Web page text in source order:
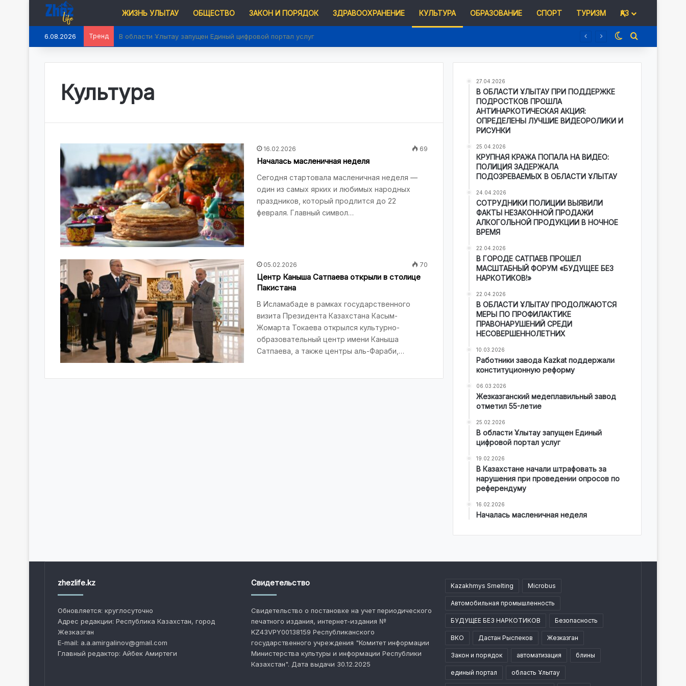
ЖИЗНЬ УЛЫТАУ ОБЩЕСТВО ЗАКОН И ПОРЯДОК ЗДРАВООХРАНЕНИЕ КУЛЬТУРА ОБРАЗОВАНИЕ СПОРТ ТУРИЗМ ҚАЗ
6.08.2026 Тренд В области Ұлытау запущен Единый цифровой портал услуг Switch skin
Іздеу
Культура
16.02.2026 69
Началась масленичная неделя
Сегодня стартовала масленичная неделя —
один из самых ярких и любимых народных
праздников, который продлится до 22
февраля. Главный символ…
05.02.2026 70
Центр Каныша Сатпаева открыли в столице
Пакистана
В Исламабаде в рамках государственного
визита Президента Казахстана Касым-
Жомарта Токаева открылся культурно-
образовательный центр имени Каныша
Сатпаева, а также центры аль-Фараби,…
27.04.2026
В ОБЛАСТИ ҰЛЫТАУ ПРИ ПОДДЕРЖКЕ
ПОДРОСТКОВ ПРОШЛА
АНТИНАРКОТИЧЕСКАЯ АКЦИЯ:
ОПРЕДЕЛЕНЫ ЛУЧШИЕ ВИДЕОРОЛИКИ И
РИСУНКИ
25.04.2026
КРУПНАЯ КРАЖА ПОПАЛА НА ВИДЕО:
ПОЛИЦИЯ ЗАДЕРЖАЛА
ПОДОЗРЕВАЕМЫХ В ОБЛАСТИ ҰЛЫТАУ
24.04.2026
СОТРУДНИКИ ПОЛИЦИИ ВЫЯВИЛИ
ФАКТЫ НЕЗАКОННОЙ ПРОДАЖИ
АЛКОГОЛЬНОЙ ПРОДУКЦИИ В НОЧНОЕ
ВРЕМЯ
22.04.2026
В ГОРОДЕ САТПАЕВ ПРОШЕЛ
МАСШТАБНЫЙ ФОРУМ «БУДУЩЕЕ БЕЗ
НАРКОТИКОВ!»
22.04.2026
В ОБЛАСТИ ҰЛЫТАУ ПРОДОЛЖАЮТСЯ
МЕРЫ ПО ПРОФИЛАКТИКЕ
ПРАВОНАРУШЕНИЙ СРЕДИ
НЕСОВЕРШЕННОЛЕТНИХ
10.03.2026
Работники завода Kazkat поддержали
конституционную реформу
06.03.2026
Жезказганский медеплавильный завод
отметил 55-летие
25.02.2026
В области Ұлытау запущен Единый
цифровой портал услуг
19.02.2026
В Казахстане начали штрафовать за
нарушения при проведении опросов по
референдуму
16.02.2026
Началась масленичная неделя
zhezlife.kz
Обновляется: круглосуточно
Адрес редакции: Республика Казахстан, город
Жезказган
E-mail: a.a.amirgalinov@gmail.com
Главный редактор: Айбек Амиртеги
Свидетельство
Свидетельство о постановке на учет периодического
печатного издания, интернет-издания №
KZ43VPY00138159 Республиканского
государственного учреждения "Комитет информации
Министерства культуры и информации Республики
Казахстан". Дата выдачи 30.12.2025
Kazakhmys Smelting Microbus
Автомобильная промышленность
БУДУЩЕЕ БЕЗ НАРКОТИКОВ Безопасность
ВКО Дастан Рыспеков Жезказган
Закон и порядок автоматизация блины
единый портал область Ұлытау